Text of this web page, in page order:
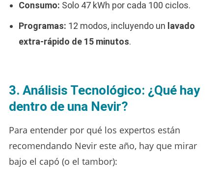
Consumo: Solo 47 kWh por cada 100 ciclos.
Programas: 12 modos, incluyendo un lavado
extra-rápido de 15 minutos.
3. Análisis Tecnológico: ¿Qué hay
dentro de una Nevir?
Para entender por qué los expertos están
recomendando Nevir este año, hay que mirar
bajo el capó (o el tambor):